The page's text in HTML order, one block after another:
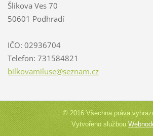
Šlikova Ves 70
50601 Podhradí
IČO: 02936704
Telefon: 731584821
bilkovamiluse@seznam.cz
© 2016 Všechna práva
Vytvořeno službou